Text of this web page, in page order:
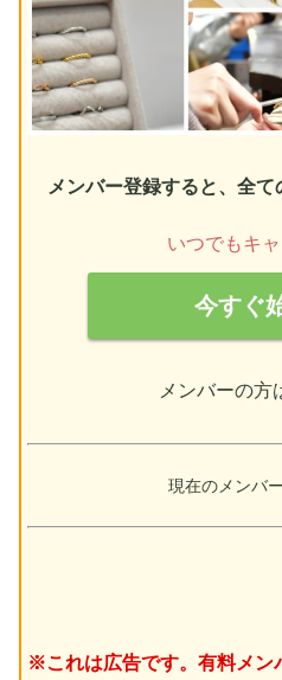
メンバー登録すると、全て
いつでもキ
今すぐ
メンバーの方
現在のメンバ
※これは広告です。有料メン